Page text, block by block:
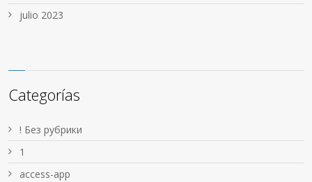
julio 2023
Categorías
! Без рубрики
1
access-app